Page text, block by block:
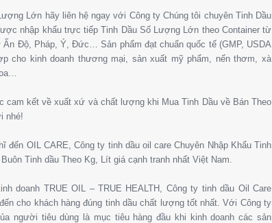
Lớn hãy liên hệ ngay với Công ty Chúng tôi chuyên Tinh Dầu
nhập khẩu trực tiếp Tinh Dầu Số Lượng Lớn theo Container từ
Độ, Pháp, Ý, Đức… Sản phẩm đạt chuẩn quốc tế (GMP, USDA
cho kinh doanh thương mại, sản xuất mỹ phẩm, nến thơm, xà
cam kết về xuất xứ và chất lượng khi Mua Tinh Dầu về Bán Theo
nhé!
đến OIL CARE, Công ty tinh dầu oil care Chuyên Nhập Khẩu Tinh
Tinh dầu Theo Kg, Lít giá cạnh tranh nhất Việt Nam.
doanh TRUE OIL – TRUE HEALTH, Công ty tinh dầu Oil Care
cho khách hàng đúng tinh dầu chất lượng tốt nhất. Với Công ty
người tiêu dùng là mục tiêu hàng đầu khi kinh doanh các sản